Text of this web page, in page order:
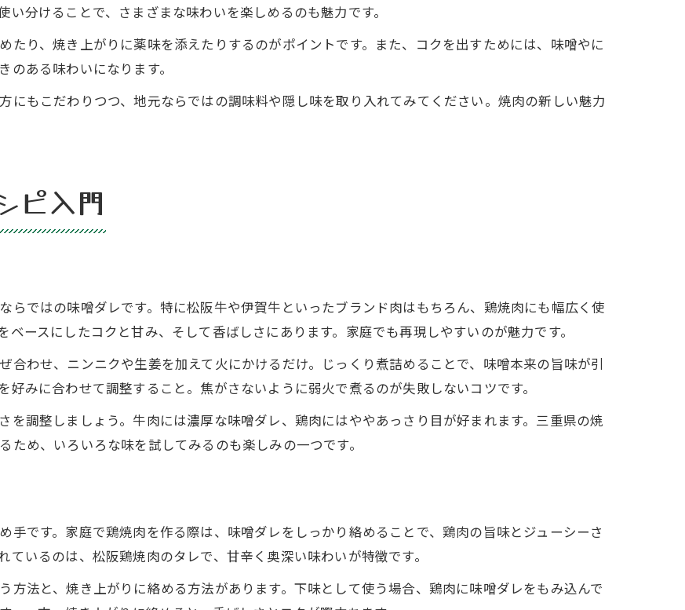
分けることで、さまざまな味わいを楽しめるのも魅力です。
たり、焼き上がりに薬味を添えたりするのがポイントです。また、コクを出すためには、味噌やに
ある味わいになります。
にもこだわりつつ、地元ならではの調味料や隠し味を取り入れてみてください。焼肉の新しい魅力
ピ入門
らではの味噌ダレです。特に松阪牛や伊賀牛といったブランド肉はもちろん、鶏焼肉にも幅広く使
ースにしたコクと甘み、そして香ばしさにあります。家庭でも再現しやすいのが魅力です。
合わせ、ニンニクや生姜を加えて火にかけるだけ。じっくり煮詰めることで、味噌本来の旨味が引
みに合わせて調整すること。焦がさないように弱火で煮るのが失敗しないコツです。
を調整しましょう。牛肉には濃厚な味噌ダレ、鶏肉にはややあっさり目が好まれます。三重県の焼
め、いろいろな味を試してみるのも楽しみの一つです。
手です。家庭で鶏焼肉を作る際は、味噌ダレをしっかり絡めることで、鶏肉の旨味とジューシーさ
いるのは、松阪鶏焼肉のタレで、甘辛く奥深い味わいが特徴です。
方法と、焼き上がりに絡める方法があります。下味として使う場合、鶏肉に味噌ダレをもみ込んで